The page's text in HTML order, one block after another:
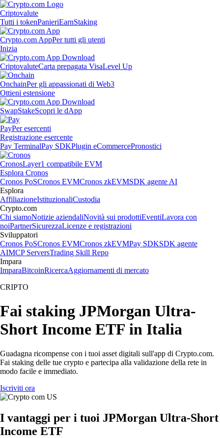
Criptovalute
Tutti i tokenPanieriEarnStaking
Crypto.com AppPer tutti gli utenti
Inizia
CriptovaluteCarta prepagata VisaLevel Up
OnchainPer gli appassionati di Web3
Ottieni estensione
SwapStakeScopri le dApp
PayPer esercenti
Registrazione esercente
Pay TerminalPay SDKPlugin eCommercePronostici
CronosLayer1 compatibile EVM
Esplora Cronos
Cronos PoSCronos EVMCronos zkEVMSDK agente AI
Esplora
AffiliazioneIstituzionaliCustodia
Crypto.com
Chi siamoNotizie aziendaliNovità sui prodottiEventiLavora con
noiPartnerSicurezzaLicenze e registrazioni
Sviluppatori
Cronos PoSCronos EVMCronos zkEVMPay SDKSDK agente
AIMCP ServersTrading Skill Repo
Impara
ImparaBitcoinRicercaAggiornamenti di mercato
CRIPTO
Fai staking JPMorgan Ultra-
Short Income ETF in Italia
Guadagna ricompense con i tuoi asset digitali sull'app di Crypto.com.
Fai staking delle tue crypto e partecipa alla validazione della rete in
modo facile e immediato.
Iscriviti ora
I vantaggi per i tuoi JPMorgan Ultra-Short
Income ETF